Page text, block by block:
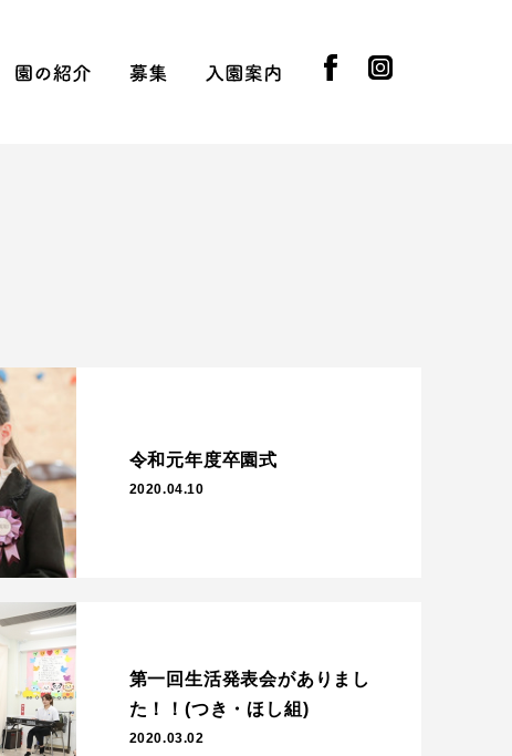
お知らせ 園の紹介 募集 入園案内facebook
令和元年度卒園式
2020.04.10
第一回生活発表会がありまし
た！！(つき・ほし組)
2020.03.02